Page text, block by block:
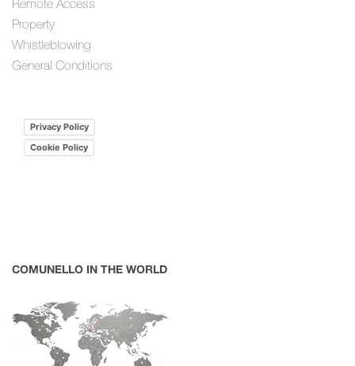
Remote Access
Property
Whistleblowing
General Conditions
Privacy Policy
Cookie Policy
COMUNELLO IN THE WORLD